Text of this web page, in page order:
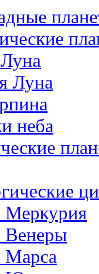
Луна
неба
Меркурия
Венеры
Марса